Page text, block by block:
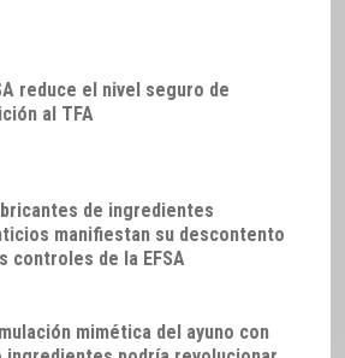
reduce el nivel seguro de
al TFA
de ingredientes
manifiestan su descontento
controles de la EFSA
mimética del ayuno con